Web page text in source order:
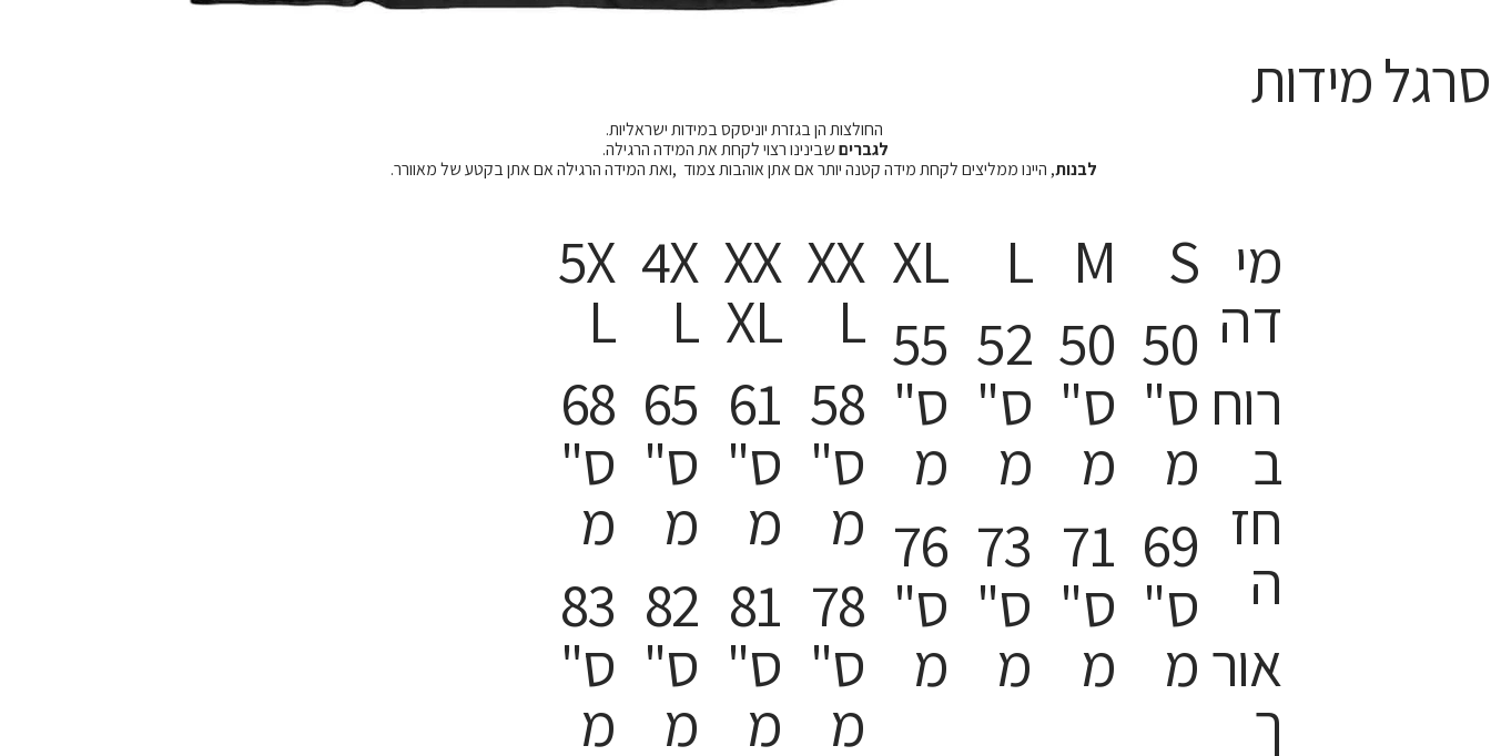
סרגל מידות
החולצות הן בגזרת יוניסקס במידות ישראליות.
לגבריםשבינינו רצוי לקחת את המידה הרגילה.
לבנות, היינו ממליצים לקחת מידה קטנה יותר אם אתן אוהבות צמוד ,ואת המידה הרגילה אם אתן בקטע של מאוורר.
5X
L
68
ס"
מ
83
ס"
מ
4X
L
65
ס"
מ
82
ס"
מ
XX
XL
61
ס"
מ
81
ס"
מ
XX
L
58
ס"
מ
78
ס"
מ
XL
55
ס"
מ
76
ס"
מ
L
52
ס"
מ
73
ס"
מ
M
50
ס"
מ
71
ס"
מ
S
50
ס"
מ
69
ס"
מ
מי
דה
רוח
ב
חז
ה
אור
ך